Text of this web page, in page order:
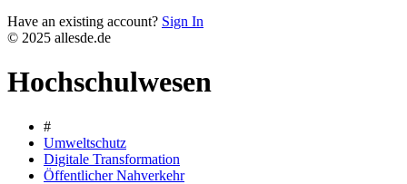
Have an existing account? Sign In
© 2025 allesde.de
Hochschulwesen
#
Umweltschutz
Digitale Transformation
Öffentlicher Nahverkehr